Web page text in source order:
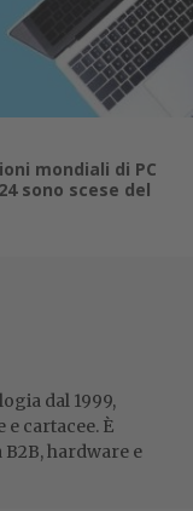
mondiali di PC
sono scese del
dal 1999,
cartacee. È
hardware e